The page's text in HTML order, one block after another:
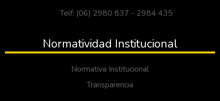
Telf: (06) 2980 837 - 2984 435
Normatividad Institucional
Normativa Institucional
Transparencia